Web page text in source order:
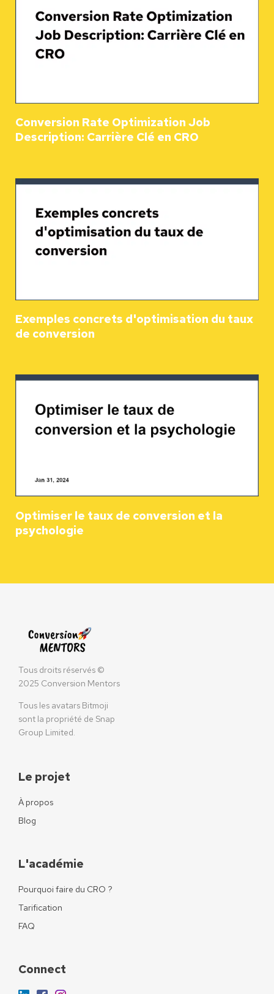
Conversion Rate Optimization Job
Description: Carrière Clé en CRO
Exemples concrets d'optimisation du taux
de conversion
Optimiser le taux de conversion et la
psychologie
Tous droits réservés ©
2025 Conversion Mentors
Tous les avatars Bitmoji
sont la propriété de Snap
Group Limited.
Le projet
À propos
Blog
L'académie
Pourquoi faire du CRO ?
Tarification
FAQ
Connect